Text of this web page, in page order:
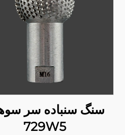
سنگ سنباده سر
729W5